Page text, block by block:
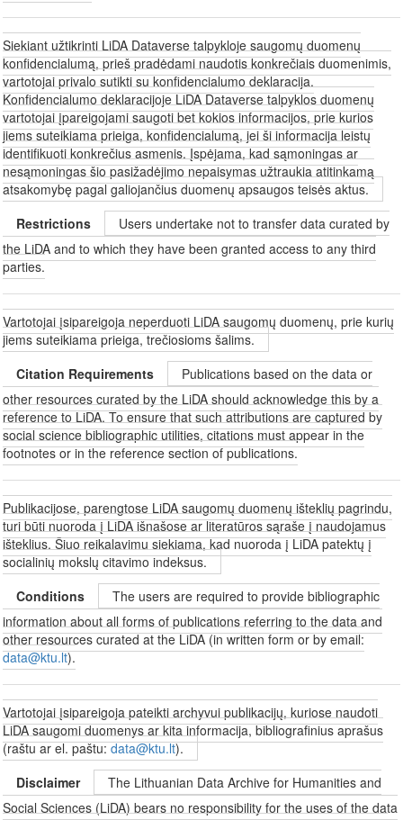
Siekiant užtikrinti LiDA Dataverse talpykloje saugomų duomenų
konfidencialumą, prieš pradėdami naudotis konkrečiais duomenimis,
vartotojai privalo sutikti su konfidencialumo deklaracija.
Konfidencialumo deklaracijoje LiDA Dataverse talpyklos duomenų
vartotojai įpareigojami saugoti bet kokios informacijos, prie kurios
jiems suteikiama prieiga, konfidencialumą, jei ši informacija leistų
identifikuoti konkrečius asmenis. Įspėjama, kad sąmoningas ar
nesąmoningas šio pasižadėjimo nepaisymas užtraukia atitinkamą
atsakomybę pagal galiojančius duomenų apsaugos teisės aktus.
Restrictions
Users undertake not to transfer data curated by
the LiDA and to which they have been granted access to any third
parties.
Vartotojai įsipareigoja neperduoti LiDA saugomų duomenų, prie kurių
jiems suteikiama prieiga, trečiosioms šalims.
Citation Requirements
Publications based on the data or
other resources curated by the LiDA should acknowledge this by a
reference to LiDA. To ensure that such attributions are captured by
social science bibliographic utilities, citations must appear in the
footnotes or in the reference section of publications.
Publikacijose, parengtose LiDA saugomų duomenų išteklių pagrindu,
turi būti nuoroda į LiDA išnašose ar literatūros sąraše į naudojamus
išteklius. Šiuo reikalavimu siekiama, kad nuoroda į LiDA patektų į
socialinių mokslų citavimo indeksus.
Conditions
The users are required to provide bibliographic
information about all forms of publications referring to the data and
other resources curated at the LiDA (in written form or by email:
data@ktu.lt).
Vartotojai įsipareigoja pateikti archyvui publikacijų, kuriose naudoti
LiDA saugomi duomenys ar kita informacija, bibliografinius aprašus
(raštu ar el. paštu:data@ktu.lt).
Disclaimer
The Lithuanian Data Archive for Humanities and
Social Sciences (LiDA) bears no responsibility for the uses of the data